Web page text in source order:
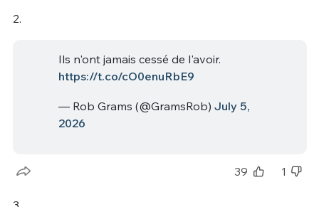
2.
Ils n'ont jamais cessé de l'avoir.
https://t.co/cO0enuRbE9
— Rob Grams (@GramsRob) July 5,
2026
39 1